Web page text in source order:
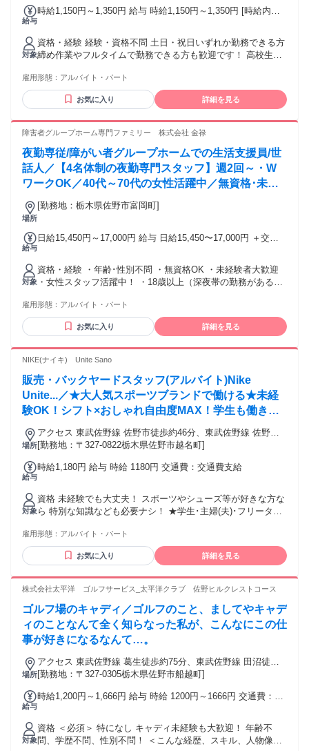
給与
時給1,150円～1,350円 給与 時給1,150円～1,350円 [時給内訳]
1,350円 ②1日7.5h・週3日、土日祝のいずれかを含む勤務の方
平日1,200円/土日祝1,250円 ③1日7.5h以下 週2日 ※高校生可
平日1,150円／土日祝1,200円 ※時給は勤務条件等による ※研
修期間3～6ヶ月（-50円）
対象
資格・経験 経験・資格不問 土日・祝日いずれか勤務できる方
締め作業やフルタイムで勤務できる方も歓迎です！ 高校生OK
毎日楽しく仕事をされたい方 ・人と接することが好きな方 ・
バイトデビューやブランクがある方 ・ハローワーク等でお仕
事を探されている方 ・Godivaやチョコレートが好きな方
雇用形態： アルバイト・パート
お気に入り 詳細を見る
障害者グループホーム専門ファミリー 株式会社 金禄
夜勤専従/障がい者グループホームでの生活支援員/世
話人／【4名体制の夜勤専門スタッフ】週2回～・W
ワークOK／40代～70代の女性活躍中／無資格･未経
験OK
場所
[勤務地：栃木県佐野市富岡町]
給与
日給15,450円～17,000円 給与 日給15,450〜17,000円 ＋交通
円～＋交通費 ・週3回の場合…月収185,400円～＋交通費 ※月
の出勤日数を調整して扶養内勤務も可能です！
対象
資格・経験 ・年齢･性別不問 ・無資格OK ・未経験者大歓迎
・女性スタッフ活躍中！ ・18歳以上（深夜帯の勤務がある
ピッタリ】 ・未経験から新しいことにチャレンジしたい ・扶
養内での勤務を希望している ・土日のみ、平日のみ働きたい
・パート･アルバイトとしてWワークで働きたい ・過去の経験
も活躍したい方
雇用形態： アルバイト・パート
お気に入り 詳細を見る
NIKE(ナイキ) Unite Sano
販売・バックヤードスタッフ(アルバイト)Nike
Unite...／★大人気スポーツブランドで働ける★未経
験OK！シフト×おしゃれ自由度MAX！学生も働きや
すい！洗練された空間で髪色ネイル自由！自分らしく
働ける！
場所
アクセス 東武佐野線 佐野市徒歩約46分、東武佐野線 佐野南
口徒歩約50分、ＪＲ両毛線 佐野南口徒歩約50分 佐野駅より車
[勤務地：〒327-0822栃木県佐野市越名町]
給与
時給1,180円 給与 時給 1180円 交通費：交通費支給
対象
資格 未経験でも大丈夫！ スポーツやシューズ等が好きな方な
ら 特別な知識なども必要ナシ！ ★学生･主婦(夫)･フリーター
がお休みの日に、NIKEで刺激的な経験を！ 【主婦(夫)さん】
家事や育児と両立OK！空いた時間を有効活用できます。 ご家
庭の都合も考慮しますよ。 【フリーターさん】 レギュラー勤
実させたい」など、 あなたの希望をNIKEで叶えましょう！
タッフも優しい人ばかリ！ 分からないことがあっても質問し
やすいあたたかい環境です。 お仕事を通じて新しい仲間、幅
広い知識、経験が得られます。 接客スキルを磨きたい方大歓
迎です！ 社員を目指して働いているスタッフもいます！ ★10
代のスタッフが約30%働いています！ ★20代のスタッフが約
55%働いています！
雇用形態： アルバイト・パート
お気に入り 詳細を見る
株式会社太平洋 ゴルフサービス_太平洋クラブ 佐野ヒルクレストコース
ゴルフ場のキャディ／ゴルフのこと、ましてやキャデ
ィのことなんて全く知らなった私が、こんなにこの仕
事が好きになるなんて…。
場所
アクセス 東武佐野線 葛生徒歩約75分、東武佐野線 田沼徒歩
約78分、東武佐野線 多田（栃木県）徒歩約84分 東北道「佐野
[勤務地：〒327-0305栃木県佐野市船越町]
給与
時給1,200円～1,666円 給与 時給 1200円～1666円 交通費：交
対象
資格 ＜必須＞ 特になし キャディ未経験も大歓迎！ 年齢不
問、学歴不問、性別不問！ ＜こんな経歴、スキル、人物像は